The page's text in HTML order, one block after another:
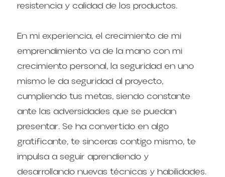
resistencia y calidad de los productos.
En mi experiencia, el crecimiento de mi
emprendimiento va de la mano con mi
crecimiento personal, la seguridad en uno
mismo le da seguridad al proyecto,
cumpliendo tus metas, siendo constante
ante las adversidades que se puedan
presentar. Se ha convertido en algo
gratificante, te sinceras contigo mismo, te
impulsa a seguir aprendiendo y
desarrollando nuevas técnicas y habilidades.